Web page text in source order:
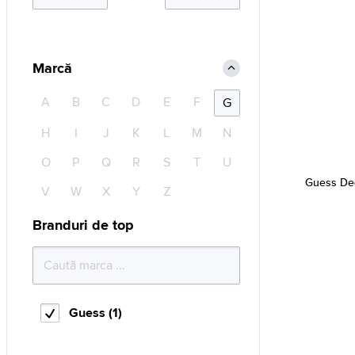
Guess
Marcă
A B C D E F
G
H
I J K L M
N
O
P Q R S T
U
V
W X Y Z
Branduri de top
Guess (1)